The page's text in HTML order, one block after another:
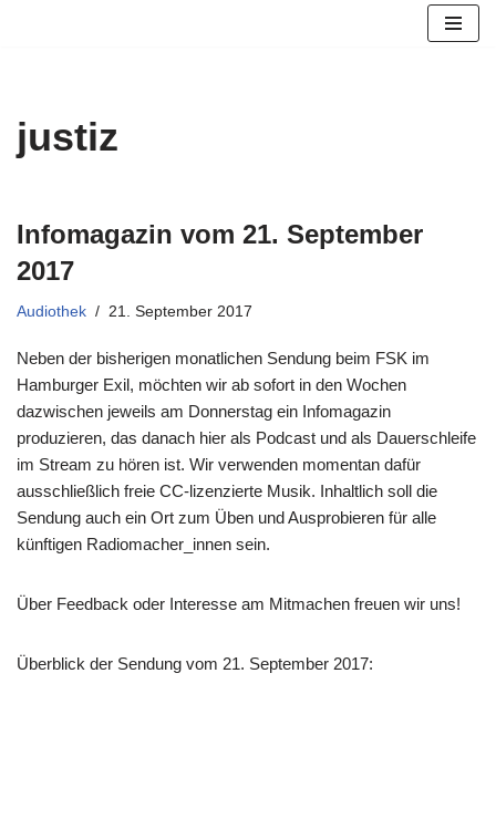
justiz
Infomagazin vom 21. September
2017
Audiothek 21. September 2017
Neben der bisherigen monatlichen Sendung beim FSK im
Hamburger Exil, möchten wir ab sofort in den Wochen
dazwischen jeweils am Donnerstag ein Infomagazin
produzieren, das danach hier als Podcast und als Dauerschleife
im Stream zu hören ist. Wir verwenden momentan dafür
ausschließlich freie CC-lizenzierte Musik. Inhaltlich soll die
Sendung auch ein Ort zum Üben und Ausprobieren für alle
künftigen Radiomacher_innen sein.
Über Feedback oder Interesse am Mitmachen freuen wir uns!
Überblick der Sendung vom 21. September 2017: